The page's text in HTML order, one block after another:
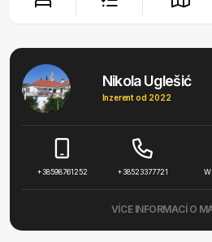
Nikola Uglešić
Inzerent od 2022
+38598761252 +38523377721
VÍCE INFORMACÍ O